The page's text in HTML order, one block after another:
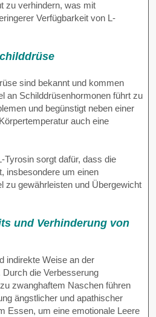
zu verhindern, was mit
Verfügbarkeit von L-
sind bekannt und kommen
an Schilddrüsenhormonen führt zu
und begünstigt neben einer
auch eine
Tyrosin sorgt dafür, dass die
insbesondere um einen
zu gewährleisten und Übergewicht
und Verhinderung von
indirekte Weise an der
die Verbesserung
zwanghaftem Naschen führen
ängstlicher und apathischer
Essen, um eine emotionale Leere